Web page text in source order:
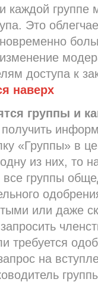
каждой группе
Это
доступа к
наверх
группы и
«Группы» в
из них, то
группы
или даже
требуется
на